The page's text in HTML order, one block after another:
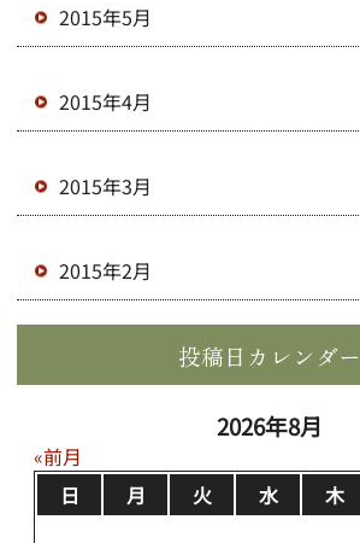
2015年5月
2015年4月
2015年3月
2015年2月
投稿日カレンダー
2026年8月
前月
日
月 火 水 木